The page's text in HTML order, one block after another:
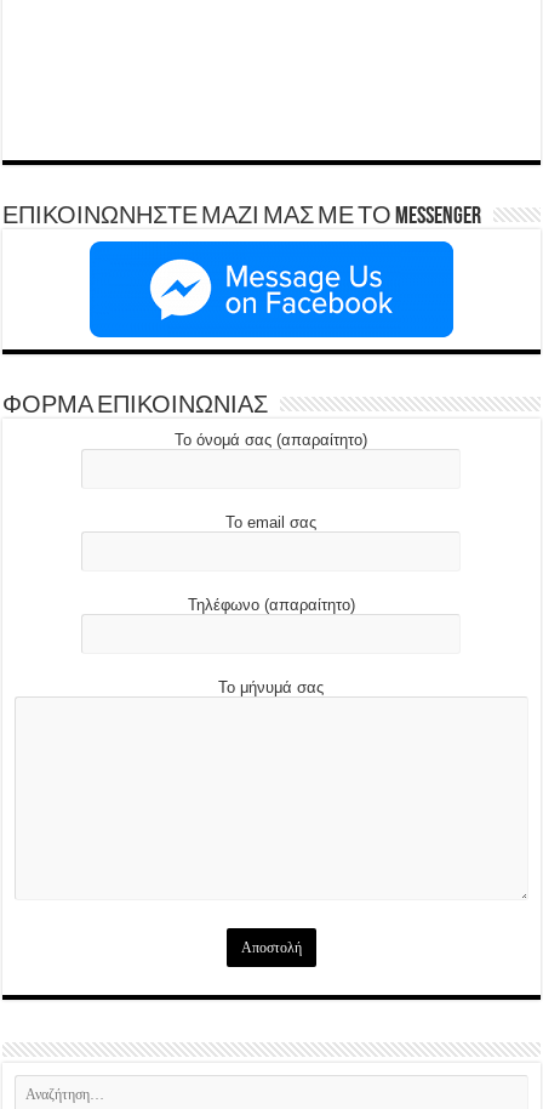
ΕΠΙΚΟΙΝΩΝΗΣΤΕ ΜΑΖΙ ΜΑΣ ΜΕ ΤΟ Messenger
ΦΟΡΜΑ ΕΠΙΚΟΙΝΩΝΙΑΣ
Το όνομά σας (απαραίτητο)
Το email σας
Τηλέφωνο (απαραίτητο)
Το μήνυμά σας